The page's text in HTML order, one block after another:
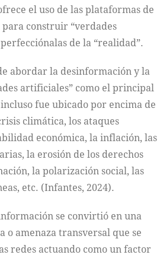
el uso de las plataformas de
construir “verdades
de la “realidad”.
abordar la desinformación y la
artificiales” como el principal
fue ubicado por encima de
climática, los ataques
económica, la inflación, las
la erosión de los derechos
la polarización social, las
etc. (Infantes, 2024).
se convirtió en una
amenaza transversal que se
redes actuando como un factor